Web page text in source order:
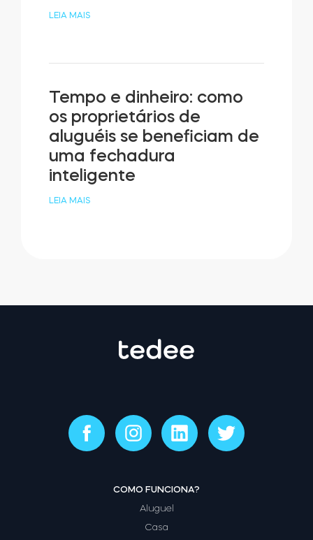
LEIA MAIS
Tempo e dinheiro: como
os proprietários de
aluguéis se beneficiam de
uma fechadura
inteligente
LEIA MAIS
COMO FUNCIONA?
Aluguel
Casa